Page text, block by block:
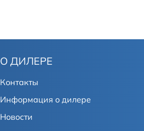
О ДИЛЕРЕ
Контакты
Информация о дилере
Новости